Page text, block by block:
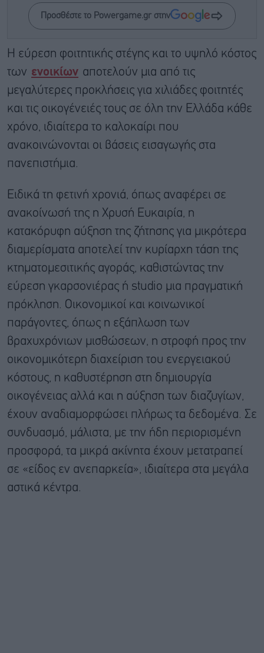
Προσθέστε το Powergame.gr στην
Η εύρεση φοιτητικής στέγης και το υψηλό κόστος
των ενοικίων αποτελούν μια από τις
μεγαλύτερες προκλήσεις για χιλιάδες φοιτητές
και τις οικογένειές τους σε όλη την Ελλάδα κάθε
χρόνο, ιδιαίτερα το καλοκαίρι που
ανακοινώνονται οι βάσεις εισαγωγής στα
πανεπιστήμια.
Ειδικά τη φετινή χρονιά, όπως αναφέρει σε
ανακοίνωσή της η Χρυσή Ευκαιρία, η
κατακόρυφη αύξηση της ζήτησης για μικρότερα
διαμερίσματα αποτελεί την κυρίαρχη τάση της
κτηματομεσιτικής αγοράς, καθιστώντας την
εύρεση γκαρσονιέρας ή studio μια πραγματική
πρόκληση. Οικονομικοί και κοινωνικοί
παράγοντες, όπως η εξάπλωση των
βραχυχρόνιων μισθώσεων, η στροφή προς την
οικονομικότερη διαχείριση του ενεργειακού
κόστους, η καθυστέρηση στη δημιουργία
οικογένειας αλλά και η αύξηση των διαζυγίων,
έχουν αναδιαμορφώσει πλήρως τα δεδομένα. Σε
συνδυασμό, μάλιστα, με την ήδη περιορισμένη
προσφορά, τα μικρά ακίνητα έχουν μετατραπεί
σε «είδος εν ανεπαρκεία», ιδιαίτερα στα μεγάλα
αστικά κέντρα.